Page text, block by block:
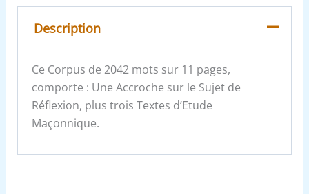
Description
Ce Corpus de 2042 mots sur 11 pages,
comporte : Une Accroche sur le Sujet de
Réflexion, plus trois Textes d’Etude
Maçonnique.